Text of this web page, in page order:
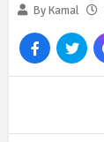
By Kamal